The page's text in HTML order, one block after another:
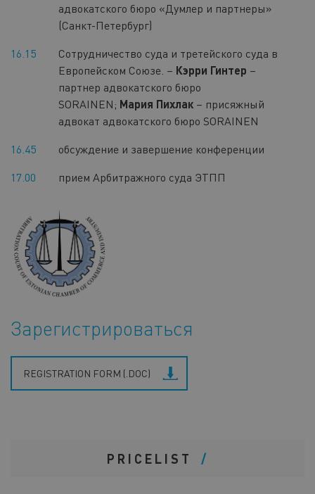
адвокатского бюро «Думлер и партнеры»
(Санкт-Петербург)
16.15
Сотрудничество суда и третейского суда в
Европейском Союзе. – Кэрри Гинтер –
партнер адвокатского бюро
SORAINEN; Мария Пихлак – присяжный
адвокат адвокатского бюро SORAINEN
16.45
обсуждение и завершение конференции
17.00
прием Арбитражного суда ЭТПП
Зарегистрироваться
REGISTRATION FORM (.DOC)
PRICELIST